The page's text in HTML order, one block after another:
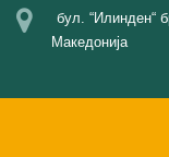
бул. “Илинден“
Македонија